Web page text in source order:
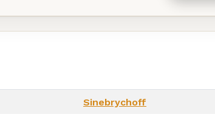
Sinebrychoff